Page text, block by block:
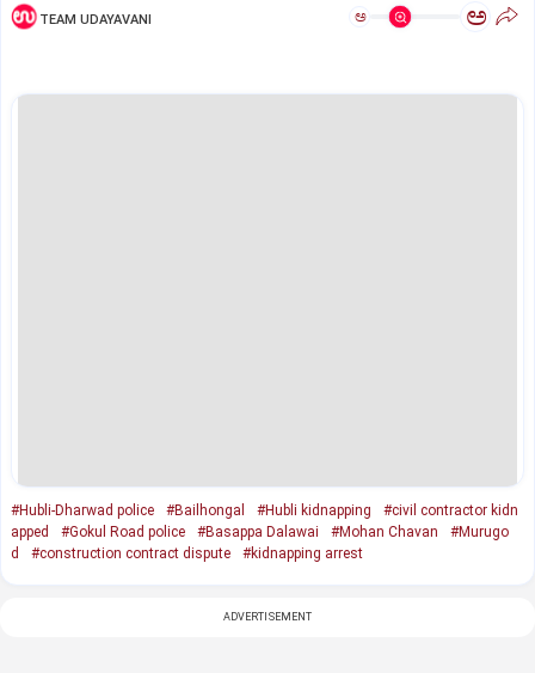
TEAM UDAYAVANI ಅ ಅ
#Hubli-Dharwad police #Bailhongal #Hubli kidnapping
#civil contractor kidn
apped
#Gokul Road police #Basappa Dalawai #Mohan Chavan
#Murugo
d
#construction contract dispute #kidnapping arrest
ADVERTISEMENT